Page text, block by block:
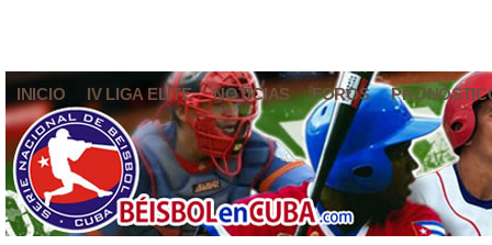
INICIO IV LIGA ELITE NOTICIAS FOROS